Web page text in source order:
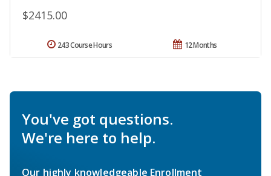
$2415.00
12 Months
243 Course Hours
You've got questions.
We're here to help.
Our highly knowledgeable Enrollment